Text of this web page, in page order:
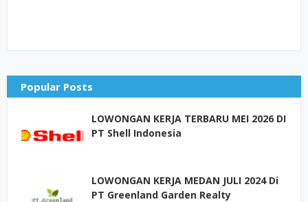
Popular Posts
LOWONGAN KERJA TERBARU MEI 2026 DI
PT Shell Indonesia
LOWONGAN KERJA MEDAN JULI 2024 Di
PT Greenland Garden Realty